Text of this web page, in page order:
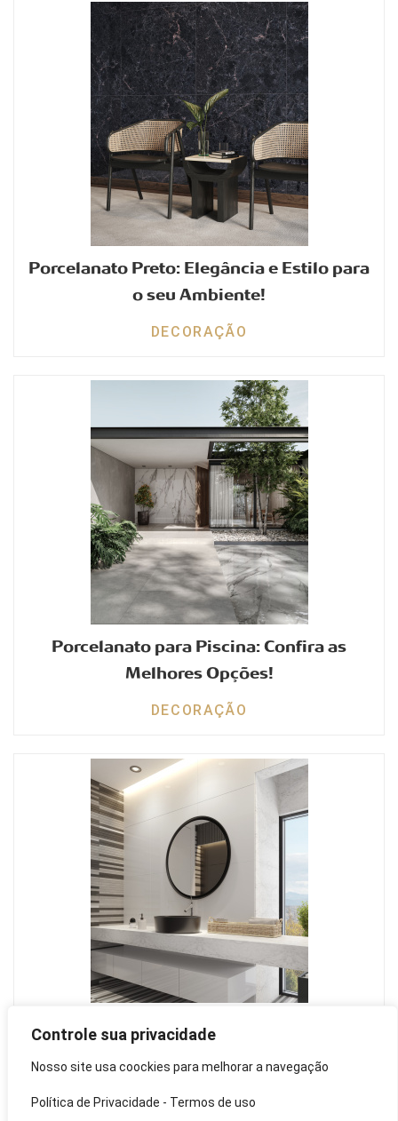
Controle sua privacidade
Nosso site usa coockies para melhorar a navegação
Política de Privacidade - Termos de uso
Porcelanato Preto: Elegância e Estilo para
o seu Ambiente!
DECORAÇÃO
Porcelanato para Piscina: Confira as
Melhores Opções!
DECORAÇÃO
Bancada de Porcelanato - Banheiro: